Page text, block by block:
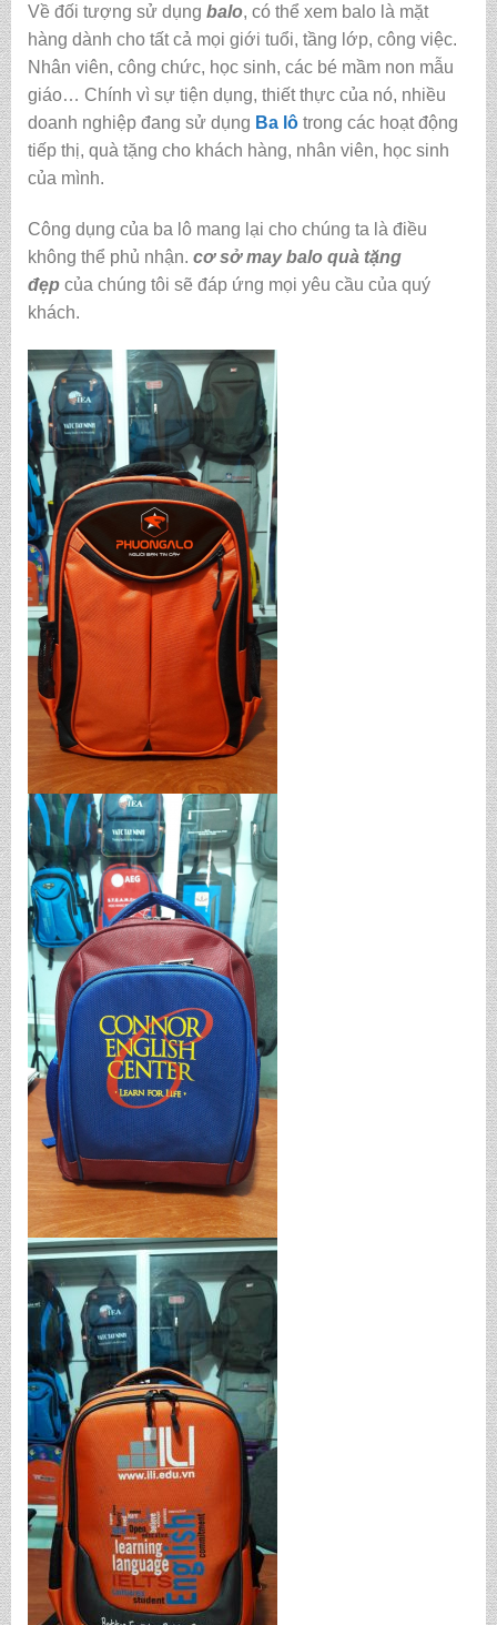
Về đối tượng sử dụng balo, có thể xem balo là mặt
hàng dành cho tất cả mọi giới tuổi, tầng lớp, công việc.
Nhân viên, công chức, học sinh, các bé mầm non mẫu
giáo… Chính vì sự tiện dụng, thiết thực của nó, nhiều
doanh nghiệp đang sử dụng Ba lôtrong các hoạt động
tiếp thị, quà tặng cho khách hàng, nhân viên, học sinh
của mình.
Công dụng của ba lô mang lại cho chúng ta là điều
không thể phủ nhận. cơ sở may balo quà tặng
đẹp của chúng tôi sẽ đáp ứng mọi yêu cầu của quý
khách.